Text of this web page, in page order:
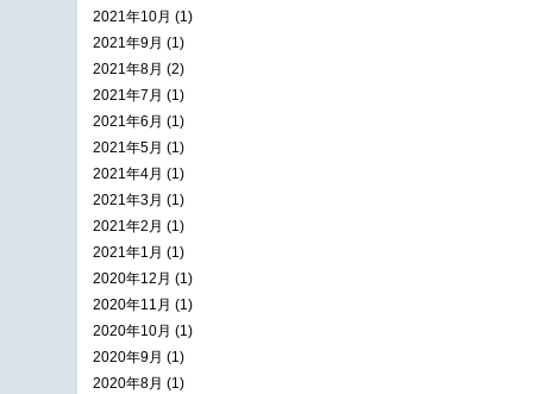
2021年10月 (1)
2021年9月 (1)
2021年8月 (2)
2021年7月 (1)
2021年6月 (1)
2021年5月 (1)
2021年4月 (1)
2021年3月 (1)
2021年2月 (1)
2021年1月 (1)
2020年12月 (1)
2020年11月 (1)
2020年10月 (1)
2020年9月 (1)
2020年8月 (1)